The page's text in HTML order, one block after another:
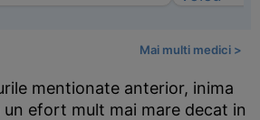
Mai multi medici >
mentionate anterior, inima
efort mult mai mare decat in